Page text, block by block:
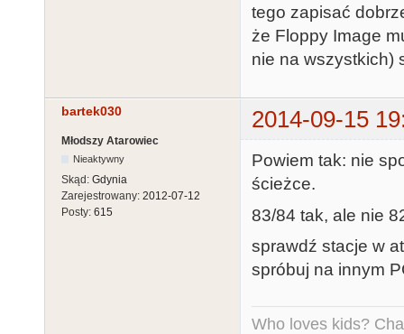
tego zapisać
że Floppy Image
nie na wszystkich)
bartek030 2014-09-15
Młodszy Atarowiec
Nieaktywny
Skąd: Gdynia
Zarejestrowany: 2012-07-12
Posty: 615
Powiem tak: nie
ścieżce.
83/84 tak, ale nie
sprawdź stacje w
spróbuj na innym
Who loves kids?